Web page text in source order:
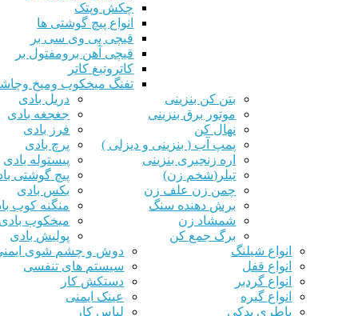
چکش وپتک
انواع پیچ گوشتی ها
قیچی پی وی سی بر
قیچی آهن برومفتول بر
کاتروتیغ کاتر
تفنگ میخکوب ومیخ
دریل بادی
جغجغه بادی
فرز بادی
پرچ بادی
پیستوله بادی
پیچ گوشتی
بکس بادی
منگنه کوب
میخکوب بادی
پولیش بادی
بتن کن بنزینی
موتور برق بنزینی
نهال کن
پمپ آب ( بنزینی و دیزلی )
اره زنجیری بنزینی
تیلر(شخم زن)
چمن زن علف زن
برش دهنده سنگ
شمشاد زن
برگ جمع کن
دوش و چشم شوی
سیستم های تنفسی
دستکش کار
عینک ایمنی
لباس کار
انواع شیلنگ
انواع قفل
انواع گردبر
انواع گیره
باطری یدکی